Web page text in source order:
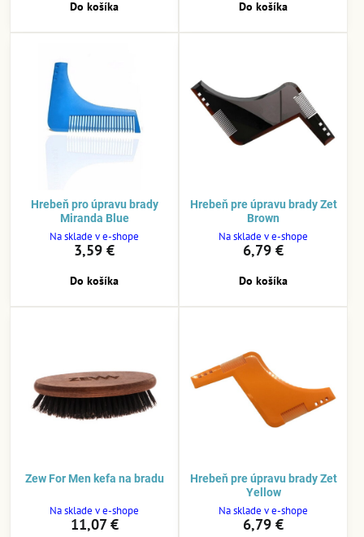
Do košíka Do košíka
Hrebeň pro úpravu brady
Miranda Blue
Na sklade v e-shope
3,59 €
Do košíka
Hrebeň pre úpravu brady Zet
Brown
Na sklade v e-shope
6,79 €
Do košíka
Zew For Men kefa na bradu
Na sklade v e-shope
11,07 €
Hrebeň pre úpravu brady Zet
Yellow
Na sklade v e-shope
6,79 €